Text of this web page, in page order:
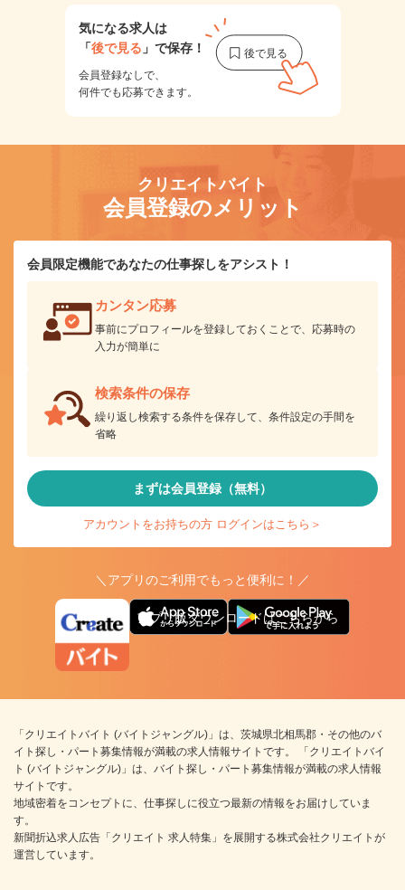
気になる求人は
「後で見る 」で保存！
会員登録なしで、
何件でも応募できます。
クリエイトバイト
会員登録のメリット
会員限定機能であなたの仕事探しをアシスト！
カンタン応募
事前にプロフィールを登録しておくことで、応募時の
入力が簡単に
検索条件の保存
繰り返し検索する条件を保存して、条件設定の手間を
省略
まずは会員登録（無料）
アカウントをお持ちの方 ログインはこちら＞
＼アプリのご利用でもっと便利に！／
アプリ版ダウンロードはこちらから
「クリエイトバイト (バイトジャングル)」は、茨城県北相馬郡・その他のバ
イト探し・パート募集情報が満載の求人情報サイトです。 「クリエイトバイ
ト (バイトジャングル)」は、バイト探し・パート募集情報が満載の求人情報
サイトです。
地域密着をコンセプトに、仕事探しに役立つ最新の情報をお届けしていま
す。
新聞折込求人広告「クリエイト 求人特集」を展開する株式会社クリエイトが
運営しています。